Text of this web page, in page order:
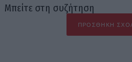
Μπείτε στη συζήτηση
ΠΡΟΣΘΉΚΗ